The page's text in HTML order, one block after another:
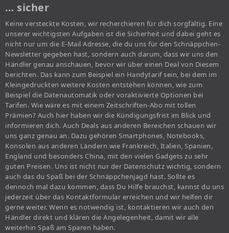
… sicher
Keine versteckte Kosten, wir recherchieren für dich sorgfältig. Eine
unserer wichtigsten Aufgaben ist die Sicherheit und dabei geht es
nicht nur um die E-Mail Adresse, die du uns für den Schnäppchen-
Newsletter gegeben hast, sondern auch darum, dass wir uns den
Händler genau anschauen, bevor wir über einen Deal von Diesem
berichten. Das kann zum Beispiel ein Handytarif sein, bei dem im
Kleingedruckten weitere Kosten entstehen können, wie zum
Beispiel die Datenautomatik oder voraktivierte Optionen bei
Tarifen. Wie wäre es mit einem Zeitschriften-Abo mit tollen
Prämien? Auch hier haben wir die Kündigungsfrist im Blick und
informieren dich. Auch Deals aus anderen Bereichen schauen wir
uns ganz genau an. Dazu gehören Smartphones, Notebooks,
Konsolen aus anderen Ländern wie Frankreich, Italien, Spanien,
England und besonders China, mit den vielen Gadgets zu sehr
guten Preisen. Uns ist nicht nur der Datenschutz wichtig, sondern
auch das du Spaß bei der Schnäppchenjagd hast. Sollte es
dennoch mal dazu kommen, dass Du Hilfe brauchst, kannst du uns
jederzeit über das Kontaktformular erreichen und wir helfen dir
gerne weiter. Wenn es notwendig ist, kontaktieren wir auch den
Händler direkt und klären die Angelegenheit, damit wir alle
weiterhin Spaß am Sparen haben.